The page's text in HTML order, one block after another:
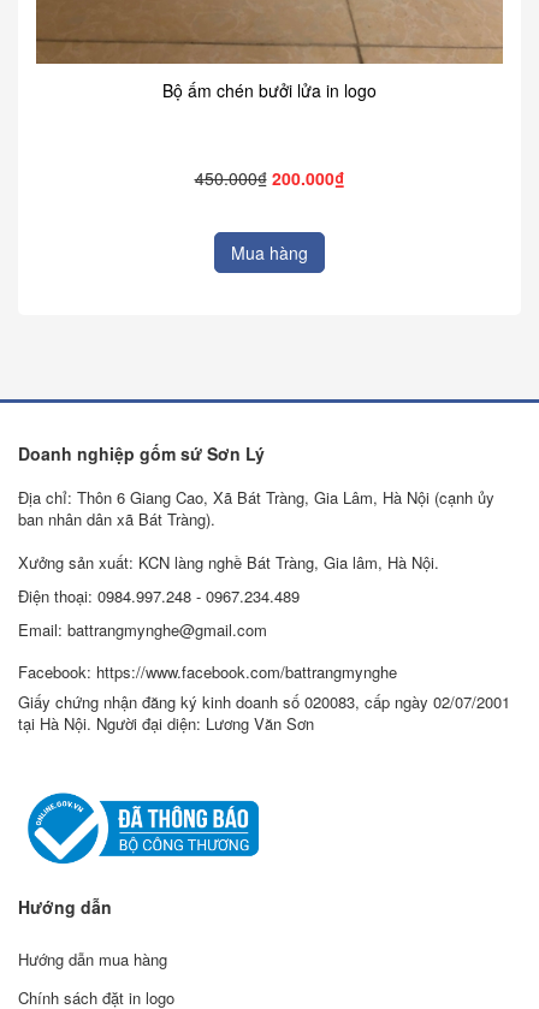
Bộ ấm chén bưởi lửa in logo
450.000₫ 200.000₫
Mua hàng
Doanh nghiệp gốm sứ Sơn Lý
Địa chỉ: Thôn 6 Giang Cao, Xã Bát Tràng, Gia Lâm, Hà Nội (cạnh ủy
ban nhân dân xã Bát Tràng).
Xưởng sản xuất: KCN làng nghề Bát Tràng, Gia lâm, Hà Nội.
Điện thoại: 0984.997.248 - 0967.234.489
Email: battrangmynghe@gmail.com
Facebook: https://www.facebook.com/battrangmynghe
Giấy chứng nhận đăng ký kinh doanh số 020083, cấp ngày 02/07/2001
tại Hà Nội. Người đại diện: Lương Văn Sơn
Hướng dẫn
Hướng dẫn mua hàng
Chính sách đặt in logo